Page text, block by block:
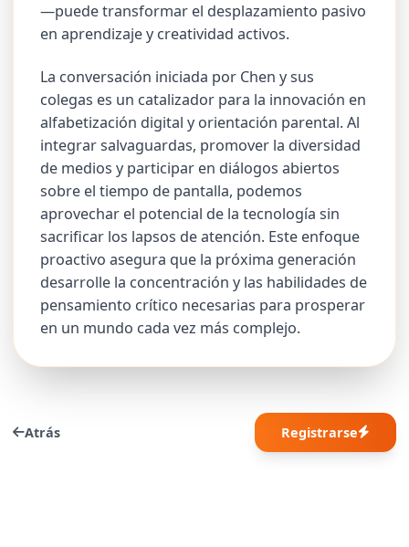
—puede transformar el desplazamiento pasivo
en aprendizaje y creatividad activos.
La conversación iniciada por Chen y sus
colegas es un catalizador para la innovación en
alfabetización digital y orientación parental. Al
integrar salvaguardas, promover la diversidad
de medios y participar en diálogos abiertos
sobre el tiempo de pantalla, podemos
aprovechar el potencial de la tecnología sin
sacrificar los lapsos de atención. Este enfoque
proactivo asegura que la próxima generación
desarrolle la concentración y las habilidades de
pensamiento crítico necesarias para prosperar
en un mundo cada vez más complejo.
Atrás Registrarse